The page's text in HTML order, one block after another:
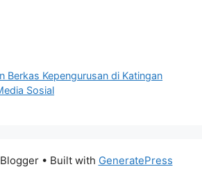
Berkas Kepengurusan di Katingan
Sosial
• Built with GeneratePress